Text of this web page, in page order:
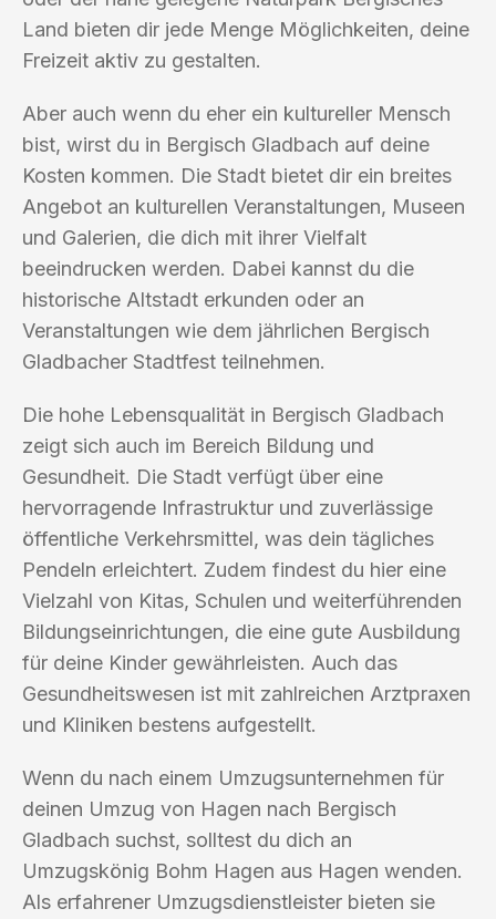
Land bieten dir jede Menge Möglichkeiten, deine
Freizeit aktiv zu gestalten.
Aber auch wenn du eher ein kultureller Mensch
bist, wirst du in Bergisch Gladbach auf deine
Kosten kommen. Die Stadt bietet dir ein breites
Angebot an kulturellen Veranstaltungen, Museen
und Galerien, die dich mit ihrer Vielfalt
beeindrucken werden. Dabei kannst du die
historische Altstadt erkunden oder an
Veranstaltungen wie dem jährlichen Bergisch
Gladbacher Stadtfest teilnehmen.
Die hohe Lebensqualität in Bergisch Gladbach
zeigt sich auch im Bereich Bildung und
Gesundheit. Die Stadt verfügt über eine
hervorragende Infrastruktur und zuverlässige
öffentliche Verkehrsmittel, was dein tägliches
Pendeln erleichtert. Zudem findest du hier eine
Vielzahl von Kitas, Schulen und weiterführenden
Bildungseinrichtungen, die eine gute Ausbildung
für deine Kinder gewährleisten. Auch das
Gesundheitswesen ist mit zahlreichen Arztpraxen
und Kliniken bestens aufgestellt.
Wenn du nach einem Umzugsunternehmen für
deinen Umzug von Hagen nach Bergisch
Gladbach suchst, solltest du dich an
Umzugskönig Bohm Hagen aus Hagen wenden.
Als erfahrener Umzugsdienstleister bieten sie